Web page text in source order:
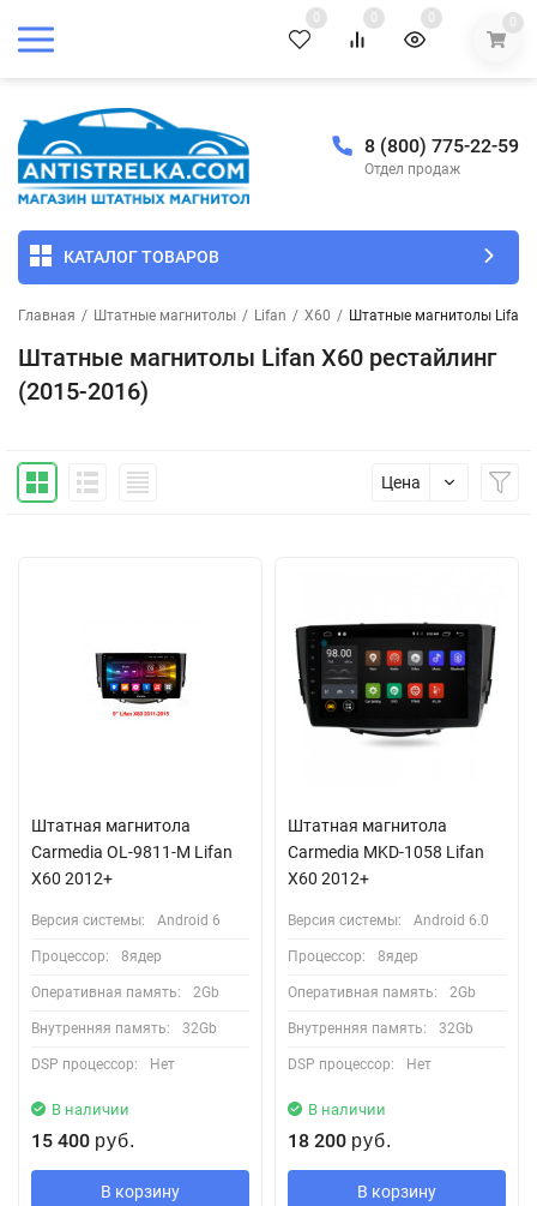
0 0 0 0
8 (800) 775-22-59
Отдел продаж
КАТАЛОГ ТОВАРОВ
Главная / Штатные магнитолы / Lifan / X60 / Штатные магнитолы Lifan
Штатные магнитолы Lifan X60 рестайлинг
(2015-2016)
Цена
Штатная магнитола
Carmedia OL-9811-M Lifan
X60 2012+
Версия системы: Android 6
Процессор: 8ядер
Оперативная память: 2Gb
Внутренняя память: 32Gb
DSP процессор: Нет
В наличии
15 400 руб.
В корзину
Штатная магнитола
Carmedia MKD-1058 Lifan
X60 2012+
Версия системы: Android 6.0
Процессор: 8ядер
Оперативная память: 2Gb
Внутренняя память: 32Gb
DSP процессор: Нет
В наличии
18 200 руб.
В корзину